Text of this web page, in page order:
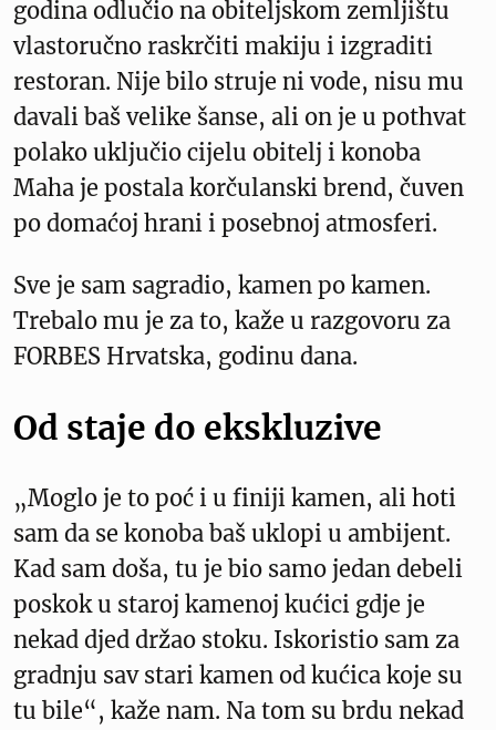
godina odlučio na obiteljskom zemljištu
vlastoručno raskrčiti makiju i izgraditi
restoran. Nije bilo struje ni vode, nisu mu
davali baš velike šanse, ali on je u pothvat
polako uključio cijelu obitelj i konoba
Maha je postala korčulanski brend, čuven
po domaćoj hrani i posebnoj atmosferi.
Sve je sam sagradio, kamen po kamen.
Trebalo mu je za to, kaže u razgovoru za
FORBES Hrvatska, godinu dana.
Od staje do ekskluzive
„Moglo je to poć i u finiji kamen, ali hoti
sam da se konoba baš uklopi u ambijent.
Kad sam doša, tu je bio samo jedan debeli
poskok u staroj kamenoj kućici gdje je
nekad djed držao stoku. Iskoristio sam za
gradnju sav stari kamen od kućica koje su
tu bile“, kaže nam. Na tom su brdu nekad